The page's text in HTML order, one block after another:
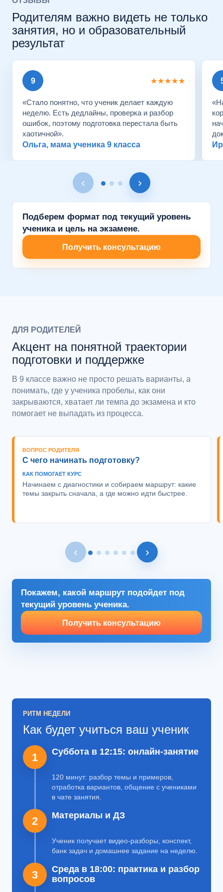
Родителям важно видеть не только
занятия, но и образовательный
результат
9 ★★★★★
«Стало понятно, что ученик делает каждую
неделю. Есть дедлайны, проверка и разбор
ошибок, поэтому подготовка перестала быть
хаотичной».
Ольга, мама ученика 9 класса
‹ ›
Подберем формат под текущий уровень
ученика и цель на экзамене.
Получить консультацию
ДЛЯ РОДИТЕЛЕЙ
Акцент на понятной траектории
подготовки и поддержке
В 9 классе важно не просто решать варианты, а
понимать, где у ученика пробелы, как они
закрываются, хватает ли темпа до экзамена и кто
помогает не выпадать из процесса.
ВОПРОС РОДИТЕЛЯ
С чего начинать подготовку?
КАК ПОМОГАЕТ КУРС
Начинаем с диагностики и собираем маршрут: какие
темы закрыть сначала, а где можно идти быстрее.
‹ ›
Покажем, какой маршрут подойдет под
текущий уровень ученика.
Получить консультацию
РИТМ НЕДЕЛИ
Как будет учиться ваш ученик
1 Суббота в 12:15: онлайн-занятие
120 минут: разбор темы и примеров,
отработка вариантов, общение с учениками
в чате занятия.
2 Материалы и ДЗ
Ученик получает видео-разборы, конспект,
банк задач и домашнее задание на неделю.
3
Среда в 18:00: практика и разбор
вопросов